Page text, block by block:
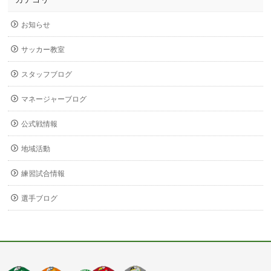
お知らせ
サッカー教室
スタッフブログ
マネージャーブログ
公式戦情報
地域活動
練習試合情報
選手ブログ